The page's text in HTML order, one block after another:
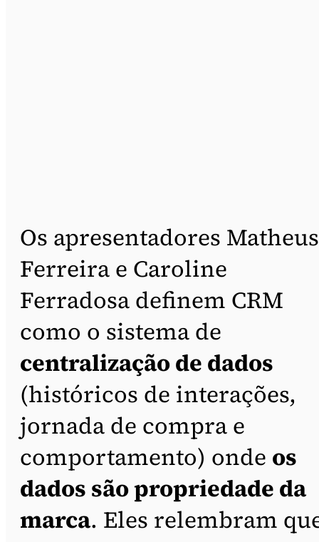
Os apresentadores Matheus
Ferreira e Caroline
Ferradosa definem CRM
como o sistema de
centralização de dados
(históricos de interações,
jornada de compra e
comportamento) onde os
dados são propriedade da
marca. Eles relembram